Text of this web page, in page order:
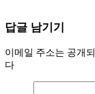
답글 남기기
이메일 주소는 공개
다